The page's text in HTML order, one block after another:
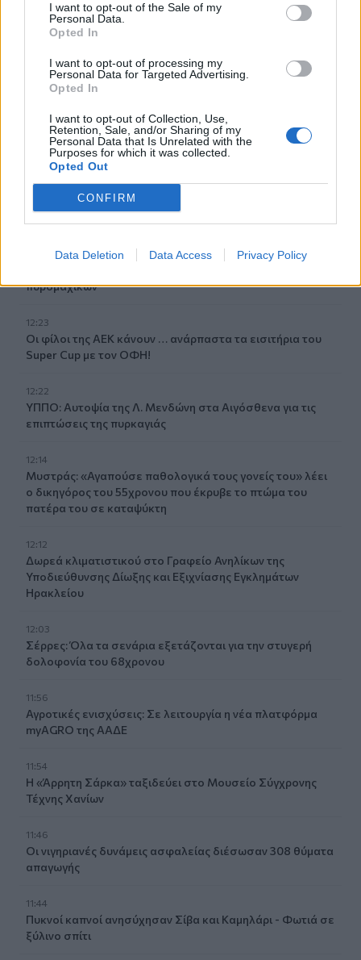
I want to opt-out of the Sale of my
Personal Data.
Opted In
I want to opt-out of processing my
Personal Data for Targeted Advertising.
Opted In
I want to opt-out of Collection, Use,
Retention, Sale, and/or Sharing of my
Personal Data that Is Unrelated with the
Purposes for which it was collected.
Opted Out
CONFIRM
Data Deletion Data Access Privacy Policy
12:39
Βιομηχανία - Η σημασία των παρεμβάσεων του ΠΑΣΕΒΙΠΕ
Το Μουσείο Μόδας στο Μπαθ έλαβε 7,2 εκ. λίρες για τη
μεταφορά σε ιστορικό κτίριο
Φεστιβάλ Κρήτης: Μάγεψε η μουσικοχορευτική
παράσταση "Donna Nobis Pace - Echoes of Hope"» -
πυρομαχικών
12:23
Οι φίλοι της ΑΕΚ κάνουν … ανάρπαστα τα εισιτήρια του
Super Cup με τον ΟΦΗ!
12:22
ΥΠΠΟ: Αυτοψία της Λ. Μενδώνη στα Αιγόσθενα για τις
επιπτώσεις της πυρκαγιάς
12:14
Μυστράς: «Αγαπούσε παθολογικά τους γονείς του» λέει
ο δικηγόρος του 55χρονου που έκρυβε το πτώμα του
πατέρα του σε καταψύκτη
12:12
Δωρεά κλιματιστικού στο Γραφείο Ανηλίκων της
Υποδιεύθυνσης Δίωξης και Εξιχνίασης Εγκλημάτων
Ηρακλείου
12:03
Σέρρες: Όλα τα σενάρια εξετάζονται για την στυγερή
δολοφονία του 68χρονου
11:56
Αγροτικές ενισχύσεις: Σε λειτουργία η νέα πλατφόρμα
myAGRO της ΑΑΔΕ
11:54
Η «Άρρητη Σάρκα» ταξιδεύει στο Μουσείο Σύγχρονης
Τέχνης Χανίων
11:46
Οι νιγηριανές δυνάμεις ασφαλείας διέσωσαν 308 θύματα
απαγωγής
11:44
Πυκνοί καπνοί ανησύχησαν Σίβα και Καμηλάρι - Φωτιά σε
ξύλινο σπίτι